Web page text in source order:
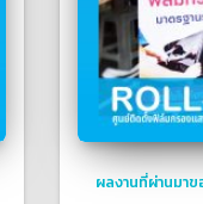
ผลงานที่ผ่านมาข